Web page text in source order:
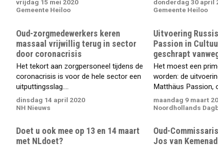
vrijdag 15 mei 2020
Gemeente Heiloo
donderdag 30 april
Gemeente Heiloo
Oud-zorgmedewerkers keren
massaal vrijwillig terug in sector
door coronacrisis
Het tekort aan zorgpersoneel tijdens de
coronacrisis is voor de hele sector een
uitputtingsslag....
dinsdag 14 april 2020
NH Nieuws
Uitvoering
Passion in
geschrapt
Het moest een
worden: de
Matthäus Passion,
maandag 9 maart
Noordhollands
Doet u ook mee op 13 en 14 maart
met NLdoet?
Oud-
Jos van